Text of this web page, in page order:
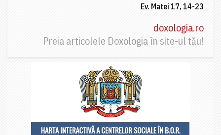
Ev. Matei 17, 14-23
doxologia.ro
Preia articolele Doxologia în site-ul tău!